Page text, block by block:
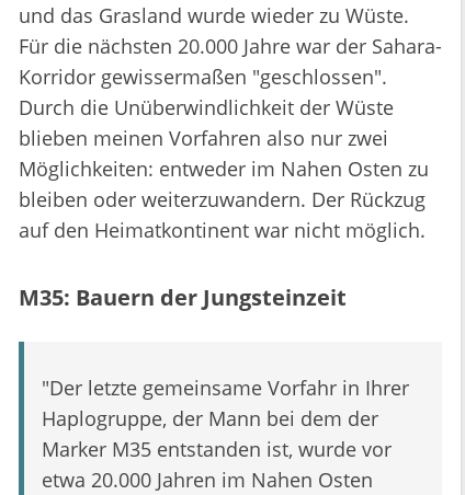
und das Grasland wurde wieder zu Wüste.
Für die nächsten 20.000 Jahre war der Sahara-
Korridor gewissermaßen "geschlossen".
Durch die Unüberwindlichkeit der Wüste
blieben meinen Vorfahren also nur zwei
Möglichkeiten: entweder im Nahen Osten zu
bleiben oder weiterzuwandern. Der Rückzug
auf den Heimatkontinent war nicht möglich.
M35: Bauern der Jungsteinzeit
"Der letzte gemeinsame Vorfahr in Ihrer
Haplogruppe, der Mann bei dem der
Marker M35 entstanden ist, wurde vor
etwa 20.000 Jahren im Nahen Osten